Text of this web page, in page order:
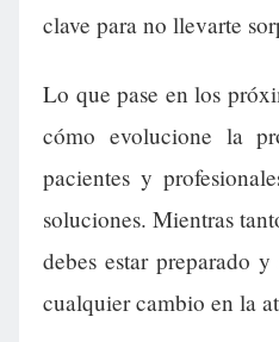
clave para no llevarte
Lo que pase en los
cómo evolucione la
pacientes y
soluciones. Mientras
debes estar preparado
cualquier cambio en la